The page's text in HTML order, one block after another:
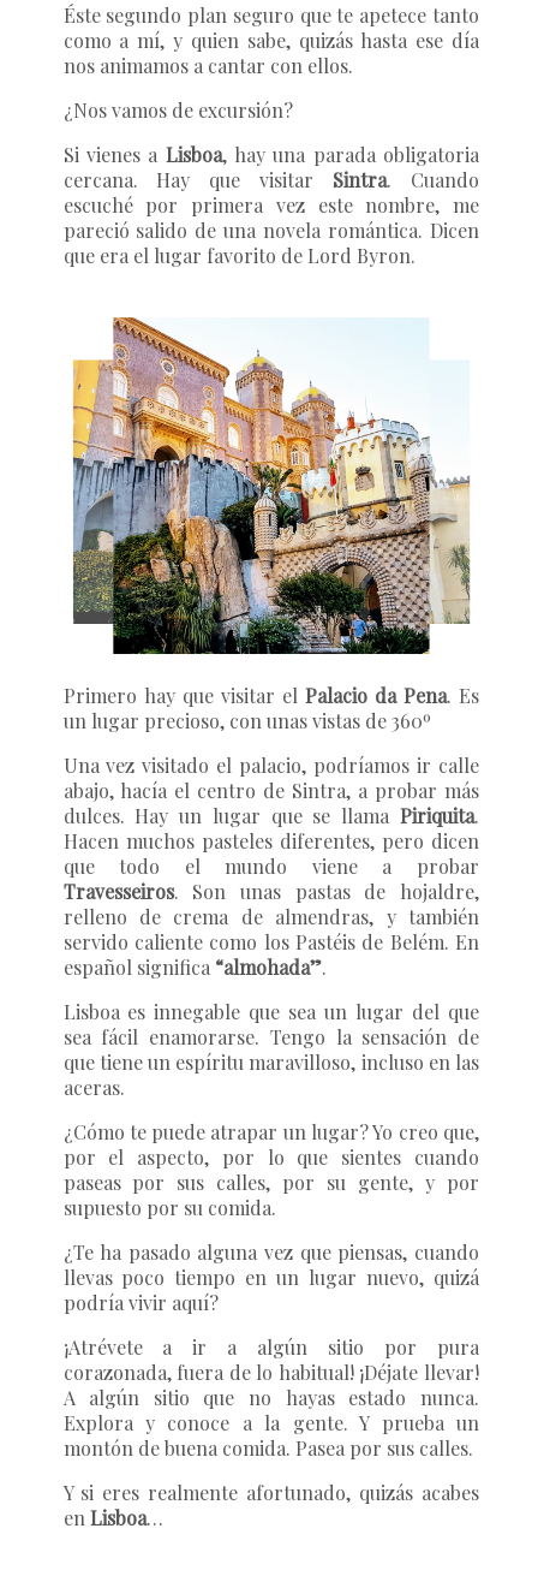
Éste segundo plan seguro que te apetece tanto
como a mí, y quien sabe, quizás hasta ese día
nos animamos a cantar con ellos.
¿Nos vamos de excursión?
Si vienes a Lisboa, hay una parada obligatoria
cercana. Hay que visitar Sintra. Cuando
escuché por primera vez este nombre, me
pareció salido de una novela romántica. Dicen
que era el lugar favorito de Lord Byron.
Primero hay que visitar el Palacio da Pena. Es
un lugar precioso, con unas vistas de 360º
Una vez visitado el palacio, podríamos ir calle
abajo, hacía el centro de Sintra, a probar más
dulces. Hay un lugar que se llama Piriquita.
Hacen muchos pasteles diferentes, pero dicen
que todo el mundo viene a probar
Travesseiros. Son unas pastas de hojaldre,
relleno de crema de almendras, y también
servido caliente como los Pastéis de Belém. En
español significa “almohada”.
Lisboa es innegable que sea un lugar del que
sea fácil enamorarse. Tengo la sensación de
que tiene un espíritu maravilloso, incluso en las
aceras.
¿Cómo te puede atrapar un lugar? Yo creo que,
por el aspecto, por lo que sientes cuando
paseas por sus calles, por su gente, y por
supuesto por su comida.
¿Te ha pasado alguna vez que piensas, cuando
llevas poco tiempo en un lugar nuevo, quizá
podría vivir aquí?
¡Atrévete a ir a algún sitio por pura
corazonada, fuera de lo habitual! ¡Déjate llevar!
A algún sitio que no hayas estado nunca.
Explora y conoce a la gente. Y prueba un
montón de buena comida. Pasea por sus calles.
Y si eres realmente afortunado, quizás acabes
enLisboa…